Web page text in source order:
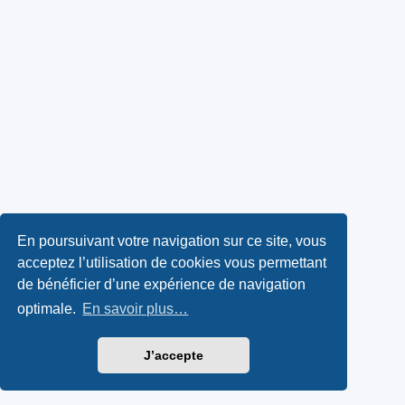
En poursuivant votre navigation sur ce site, vous
acceptez l’utilisation de cookies vous permettant
de bénéficier d’une expérience de navigation
optimale. En savoir plus…
J’accepte